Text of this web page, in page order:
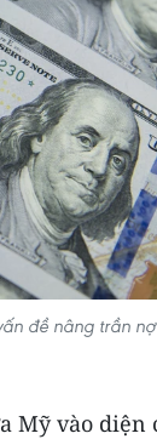
đề nâng trần
Mỹ vào diện